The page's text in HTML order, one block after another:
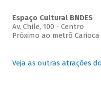
Espaço Cultural BNDES
Av, Chile, 100 - Centro
Próximo ao metrô Carioca
Veja as outras atrações